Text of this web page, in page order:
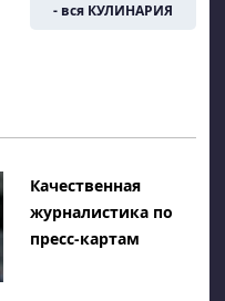
- вся КУЛИНАРИЯ
Качественная
журналистика по
пресс-картам